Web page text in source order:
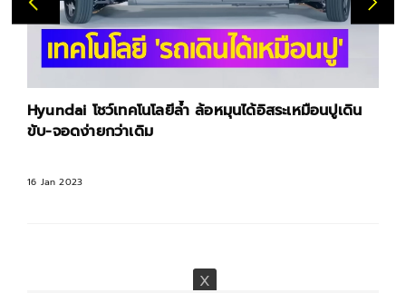
Hyundai โชว์เทคโนโลยีล้ำ ล้อหมุนได้อิสระเหมือนปูเดิน
ขับ-จอดง่ายกว่าเดิม
16 Jan 2023